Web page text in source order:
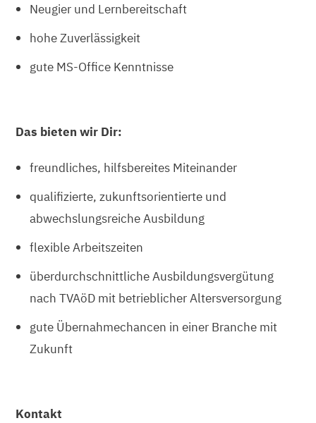
Neugier und Lernbereitschaft
hohe Zuverlässigkeit
gute MS-Office Kenntnisse
Das bieten wir Dir:
freundliches, hilfsbereites Miteinander
qualifizierte, zukunftsorientierte und
abwechslungsreiche Ausbildung
flexible Arbeitszeiten
überdurchschnittliche Ausbildungsvergütung
nach TVAöD mit betrieblicher Altersversorgung
gute Übernahmechancen in einer Branche mit
Zukunft
Kontakt